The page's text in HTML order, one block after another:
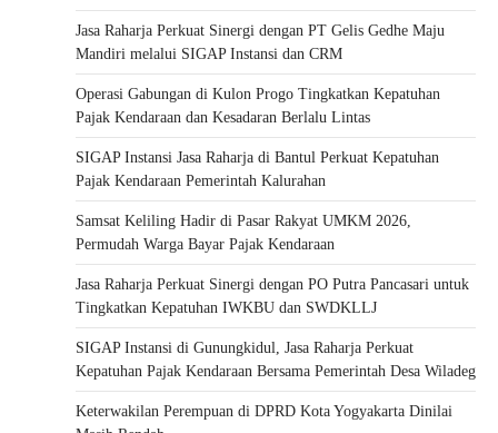
Jasa Raharja Perkuat Sinergi dengan PT Gelis Gedhe Maju
Mandiri melalui SIGAP Instansi dan CRM
Operasi Gabungan di Kulon Progo Tingkatkan Kepatuhan
Pajak Kendaraan dan Kesadaran Berlalu Lintas
SIGAP Instansi Jasa Raharja di Bantul Perkuat Kepatuhan
Pajak Kendaraan Pemerintah Kalurahan
Samsat Keliling Hadir di Pasar Rakyat UMKM 2026,
Permudah Warga Bayar Pajak Kendaraan
Jasa Raharja Perkuat Sinergi dengan PO Putra Pancasari untuk
Tingkatkan Kepatuhan IWKBU dan SWDKLLJ
SIGAP Instansi di Gunungkidul, Jasa Raharja Perkuat
Kepatuhan Pajak Kendaraan Bersama Pemerintah Desa Wiladeg
Keterwakilan Perempuan di DPRD Kota Yogyakarta Dinilai